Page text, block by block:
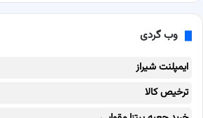
وب گردی
ایمپلنت شیراز
ترخیص کالا